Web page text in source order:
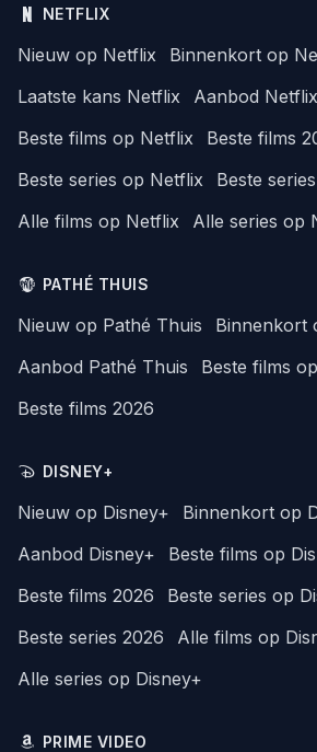
NETFLIX
Nieuw op Netflix
Binnenkort op
Laatste kans Netflix
Aanbod Netflix
Beste films op Netflix
Beste films
Beste series op Netflix
Beste
Alle films op Netflix
Alle series op
PATHÉ THUIS
Nieuw op Pathé Thuis
Binnenkort
Aanbod Pathé Thuis
Beste films
Beste films 2026
DISNEY+
Nieuw op Disney+
Binnenkort op
Aanbod Disney+
Beste films op
Beste films 2026
Beste series op
Beste series 2026
Alle films op
Alle series op Disney+
PRIME VIDEO